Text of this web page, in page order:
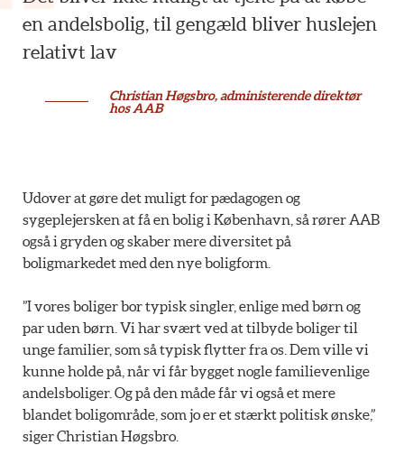
en andelsbolig, til gengæld bliver huslejen
relativt lav
Christian Høgsbro, administerende direktør
hos AAB
Udover at gøre det muligt for pædagogen og
sygeplejersken at få en bolig i København, så rører AAB
også i gryden og skaber mere diversitet på
boligmarkedet med den nye boligform.
”I vores boliger bor typisk singler, enlige med børn og
par uden børn. Vi har svært ved at tilbyde boliger til
unge familier, som så typisk flytter fra os. Dem ville vi
kunne holde på, når vi får bygget nogle familievenlige
andelsboliger. Og på den måde får vi også et mere
blandet boligområde, som jo er et stærkt politisk ønske,”
siger Christian Høgsbro.